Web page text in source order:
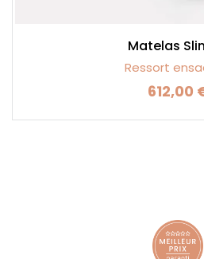
Matelas
Ressort
Prix
612,00